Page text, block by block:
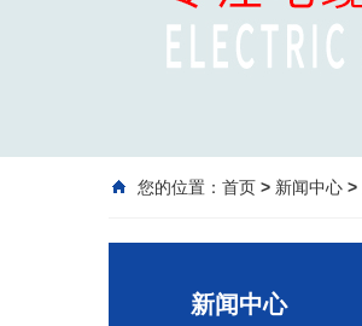
您的位置： 首页 > 新闻中心 >
新闻中心